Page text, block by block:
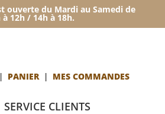
ouverte du Mardi au Samedi de
à 12h / 14h à 18h.
| PANIER| MES COMMANDES
SERVICE CLIENTS